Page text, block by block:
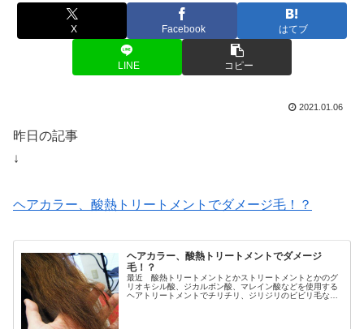
X Facebook はてブ
LINE コピー
2021.01.06
昨日の記事
↓
ヘアカラー、酸熱トリートメントでダメージ毛！？
ヘアカラー、酸熱トリートメントでダメージ
毛！？
最近 酸熱トリートメントとかストリートメントとかのグ
リオキシル酸、ジカルボン酸、マレイン酸などを使用する
ヘアトリートメントでチリチリ、ジリジリのビビリ毛など